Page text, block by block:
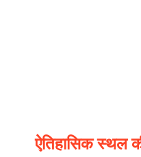
ऐतिहासिक स्थल